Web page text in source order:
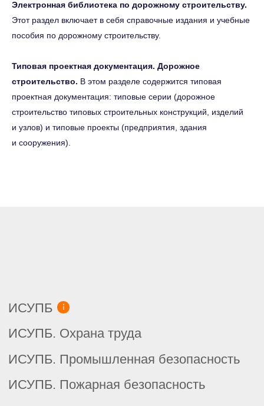
Электронная библиотека по дорожному строительству.
Этот раздел включает в себя справочные издания и учебные
пособия по дорожному строительству.
Типовая проектная документация. Дорожное
строительство. В этом разделе содержится типовая
проектная документация: типовые серии (дорожное
строительство типовых строительных конструкций, изделий
и узлов) и типовые проекты (предприятия, здания
и сооружения).
Базовые нормативные документы
Помощник конструктора
Машиностроительный комплекс
Металлургия, машиностроение
Помощник проектировщика
Эксплуатация зданий
SMART: Проектирование
Подрядные организации
Техэксперт Реестр требований:
Строительство
Проектные организации
Типовая проектная документация